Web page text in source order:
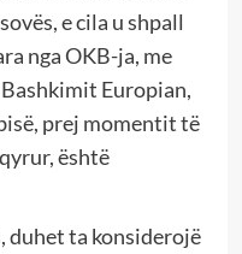
e cila u shpall
nga OKB-ja, me
Europian,
prej momentit të
është
duhet ta konsiderojë